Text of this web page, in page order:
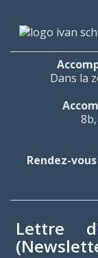
Dans la
Rendez-
Lettre